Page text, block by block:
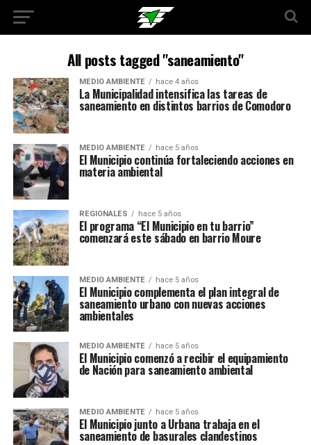
All posts tagged "saneamiento"
MEDIO AMBIENTE hace 4 años
La Municipalidad intensifica las tareas de
saneamiento en distintos barrios de Comodoro
MEDIO AMBIENTE hace 5 años
El Municipio continúa fortaleciendo acciones en
materia ambiental
REGIONALES hace 5 años
El programa “El Municipio en tu barrio”
comenzará este sábado en barrio Moure
MEDIO AMBIENTE hace 5 años
El Municipio complementa el plan integral de
saneamiento urbano con nuevas acciones
ambientales
MEDIO AMBIENTE hace 5 años
El Municipio comenzó a recibir el equipamiento
de Nación para saneamiento ambiental
MEDIO AMBIENTE hace 5 años
El Municipio junto a Urbana trabaja en el
saneamiento de basurales clandestinos